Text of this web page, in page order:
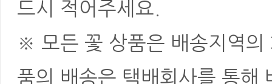
드시 적어주세요.
※ 모든 꽃 상품은 배송지역의
품의 배송은 택배회사를 통해